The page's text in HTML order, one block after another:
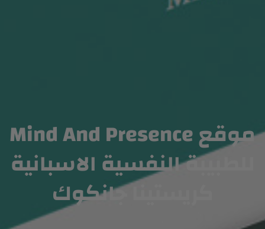
موقع Mind And Presence
للطبيبة النفسية الاسبانية
كريستينا جانكوك